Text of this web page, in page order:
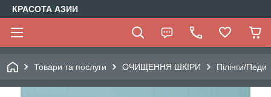
КРАСОТА АЗИИ
Товари та послуги ОЧИЩЕННЯ ШКІРИ Пілінги/Педи